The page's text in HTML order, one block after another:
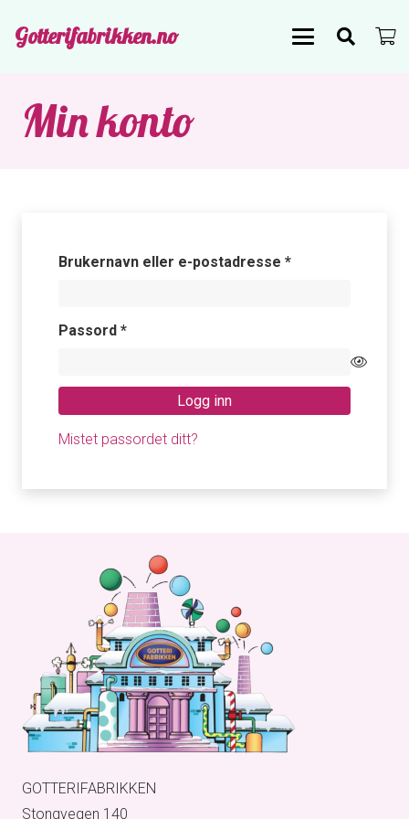
Gotterifabrikken.no
Min konto
Brukernavn eller e-postadresse *Påkrevd
Passord *Påkrevd
Logg inn
Mistet passordet ditt?
GOTTERIFABRIKKEN
Stongvegen 140